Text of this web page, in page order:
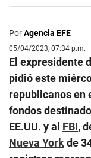
PorAgencia EFE
05/04/2023, 07:34 p.m.
El expresidente
pidió este
republicanos en
fondos
EE.UU. y al FBI,
Nueva Yorkde